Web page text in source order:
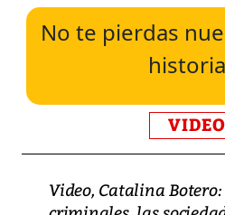
No te pierdas
Video, Catalina